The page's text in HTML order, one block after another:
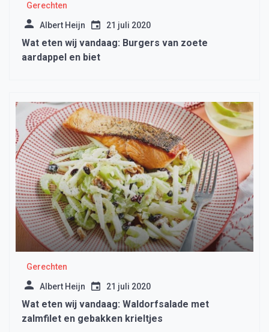
Gerechten
Albert Heijn 21 juli 2020
Wat eten wij vandaag: Burgers van zoete
aardappel en biet
Gerechten
Albert Heijn 21 juli 2020
Wat eten wij vandaag: Waldorfsalade met
zalmfilet en gebakken krieltjes